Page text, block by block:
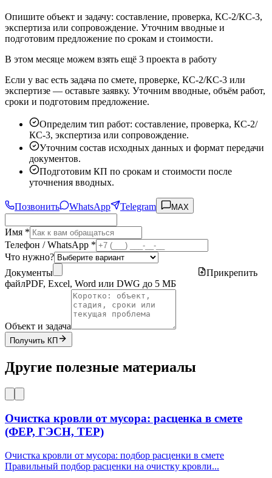
Опишите объект и задачу: составление, проверка, КС-2/КС-3,
экспертиза или сопровождение. Уточним вводные и
подготовим предложение по срокам и стоимости.
В этом месяце можем взять ещё 3 проекта в работу
Если у вас есть задача по смете, проверке, КС-2/КС-3 или
экспертизе — оставьте заявку. Уточним вводные, объём работ,
сроки и подготовим предложение.
Определим тип работ: составление, проверка, КС-2/
КС-3, экспертиза или сопровождение.
Уточним состав исходных данных и формат передачи
документов.
Подготовим КП по срокам и стоимости после
уточнения вводных.
Позвонить WhatsApp Telegram MAX
Имя *
Телефон / WhatsApp *
Что нужно?
Документы
Прикрепить
файлPDF, Excel, Word или DWG до 5 МБ
Объект и задача
Получить КП
Другие полезные материалы
Очистка кровли от мусора: расценка в смете
(ФЕР, ГЭСН, ТЕР)
Очистка кровли от мусора: подбор расценки в смете
Правильный подбор расценки на очистку кровли...